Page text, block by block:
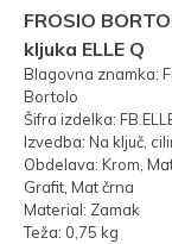
FROSIO
kljuka ELLE Q
Blagovna znamka:
Bortolo
Šifra izdelka:
Izvedba: Na ključ,
Obdelava: Krom,
Grafit, Mat črna
Material: Zamak
Teža: 0,75 kg